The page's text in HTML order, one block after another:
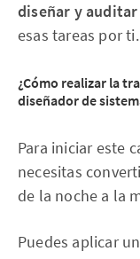
diseñar y
esas tareas por ti.
¿Cómo realizar la
diseñador de
Para iniciar este
necesitas
de la noche a la
Puedes aplicar